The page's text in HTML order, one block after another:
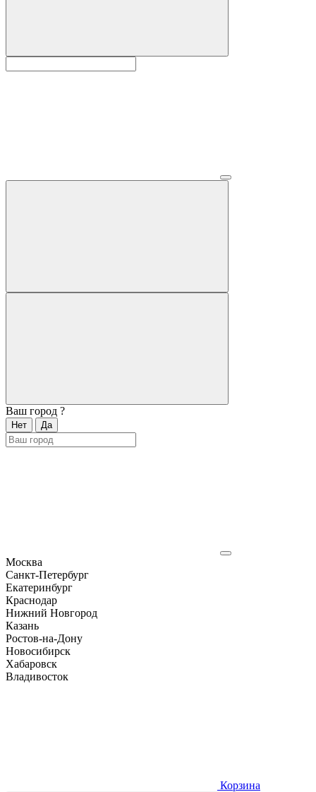
Ваш город ?
Нет Да
Москва
Санкт-Петербург
Екатеринбург
Краснодар
Нижний Новгород
Казань
Ростов-на-Дону
Новосибирск
Хабаровск
Владивосток
Корзина